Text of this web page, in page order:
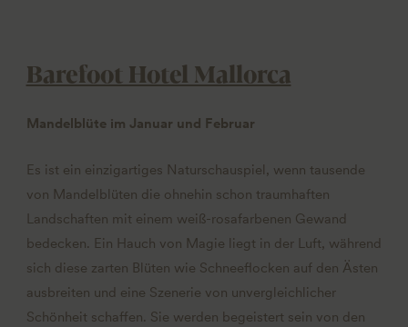
Barefoot Hotel Mallorca
Mandelblüte im Januar und Februar
Es ist ein einzigartiges Naturschauspiel, wenn tausende
von Mandelblüten die ohnehin schon traumhaften
Landschaften mit einem weiß-rosafarbenen Gewand
bedecken. Ein Hauch von Magie liegt in der Luft, während
sich diese zarten Blüten wie Schneeflocken auf den Ästen
ausbreiten und eine Szenerie von unvergleichlicher
Schönheit schaffen. Sie werden begeistert sein von den